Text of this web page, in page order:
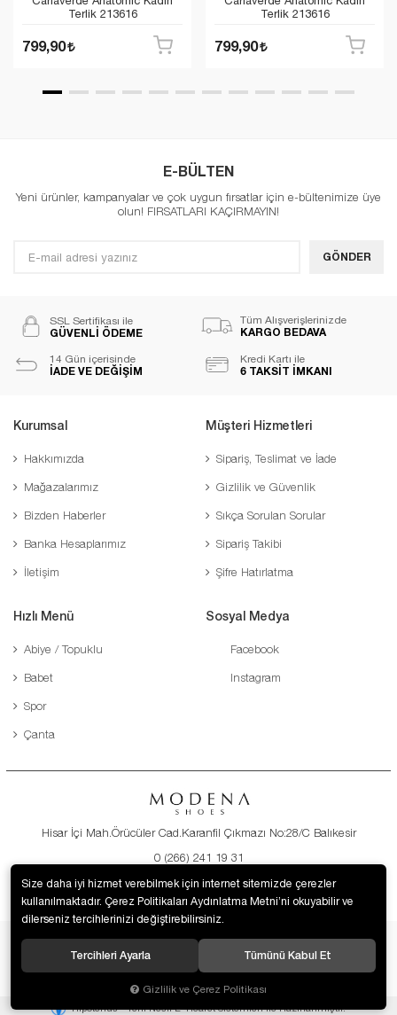
Terlik 213616
799,90
Terlik 213616
799,90
E-BÜLTEN
Yeni ürünler, kampanyalar ve çok uygun fırsatlar için e-bültenimize üye
olun! FIRSATLARI KAÇIRMAYIN!
GÖNDER
SSL Sertifikası ile
GÜVENLİ ÖDEME
Tüm Alışverişlerinizde
KARGO BEDAVA
14 Gün içerisinde
İADE VE DEĞİŞİM
Kredi Kartı ile
6 TAKSİT İMKANI
Kurumsal
Hakkımızda
Mağazalarımız
Bizden Haberler
Banka Hesaplarımız
İletişim
Müşteri Hizmetleri
Sipariş, Teslimat ve İade
Gizlilik ve Güvenlik
Sıkça Sorulan Sorular
Sipariş Takibi
Şifre Hatırlatma
Hızlı Menü
Abiye / Topuklu
Babet
Spor
Çanta
Sosyal Medya
Facebook
Instagram
Hisar İçi Mah.Örücüler Cad.Karanfil Çıkmazı No:28/C Balıkesir
0 (266) 241 19 31
destek@modenaayakkabi.com
© 2019 Modena Ayakkabı. Tüm hakları saklıdır.
Hipotenüs Yeni Nesil E-Ticaret Sistemleri ile Hazırlanmıştır.
Size daha iyi hizmet verebilmek için internet sitemizde çerezler
kullanılmaktadır. Çerez Politikaları Aydınlatma Metni’ni okuyabilir ve
dilerseniz tercihlerinizi değiştirebilirsiniz.
Tercihleri Ayarla Tümünü Kabul Et
Gizlilik ve Çerez Politikası